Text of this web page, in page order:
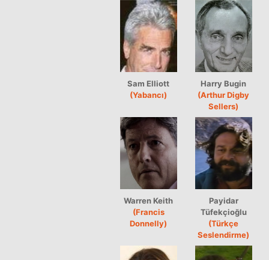
Sam Elliott
(Yabancı)
Harry Bugin
(Arthur Digby
Sellers)
Warren Keith
(Francis
Donnelly)
Payidar
Tüfekçioğlu
(Türkçe
Seslendirme)